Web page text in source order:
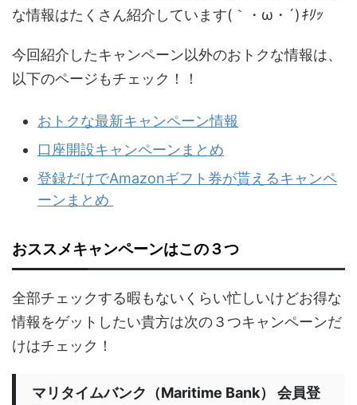
な情報はたくさん紹介しています(｀・ω・´)ｷﾘｯ
今回紹介したキャンペーン以外のおトクな情報は、
以下のページもチェック！！
おトクな最新キャンペーン情報
口座開設キャンペーンまとめ
登録だけでAmazonギフト券が貰えるキャンペ
ーンまとめ
おススメキャンペーンはこの３つ
全部チェックする暇もないくらい忙しいけどお得な
情報をゲットしたい貴方は次の３つキャンペーンだ
けはチェック！
マリタイムバンク（Maritime Bank） 会員登